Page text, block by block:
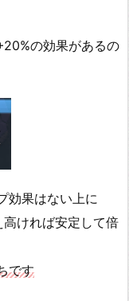
の効果があるの
効果はない上に
ければ安定して倍
です